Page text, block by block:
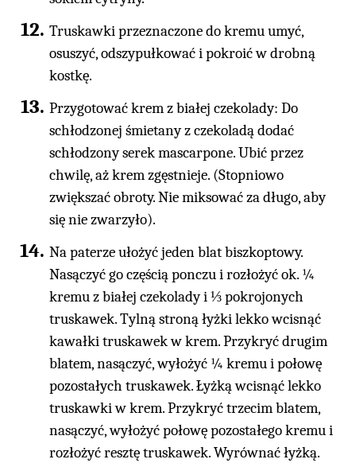
Truskawki przeznaczone do kremu umyć,
osuszyć, odszypułkować i pokroić w drobną
kostkę.
Przygotować krem z białej czekolady: Do
schłodzonej śmietany z czekoladą dodać
schłodzony serek mascarpone. Ubić przez
chwilę, aż krem zgęstnieje. (Stopniowo
zwiększać obroty. Nie miksować za długo, aby
się nie zwarzyło).
Na paterze ułożyć jeden blat biszkoptowy.
Nasączyć go częścią ponczu i rozłożyć ok. ¼
kremu z białej czekolady i ⅓ pokrojonych
truskawek. Tylną stroną łyżki lekko wcisnąć
kawałki truskawek w krem. Przykryć drugim
blatem, nasączyć, wyłożyć ¼ kremu i połowę
pozostałych truskawek. Łyżką wcisnąć lekko
truskawki w krem. Przykryć trzecim blatem,
nasączyć, wyłożyć połowę pozostałego kremu i
rozłożyć resztę truskawek. Wyrównać łyżką.